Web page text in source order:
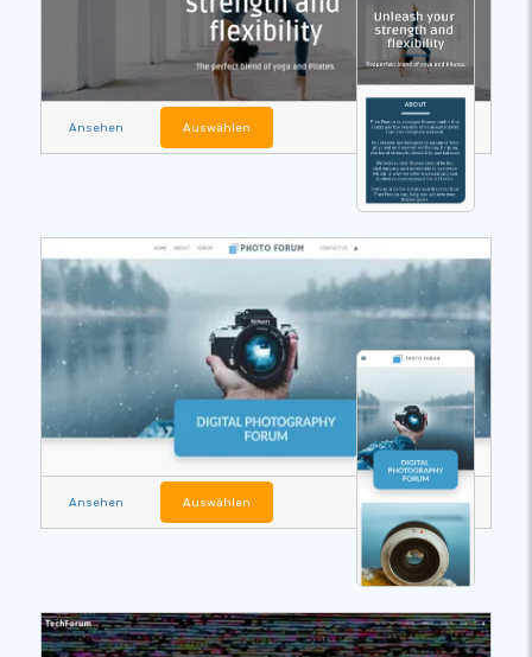
Ansehen Auswählen
Ansehen Auswählen